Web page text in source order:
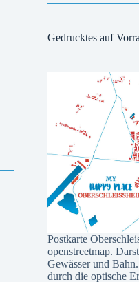
Gedrucktes auf
Postkarte
openstreetmap.
Gewässer und
durch die optische